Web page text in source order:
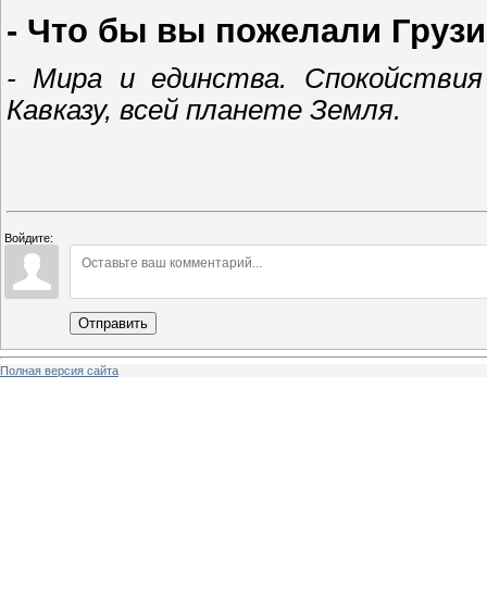
- Что бы вы пожелали
- Мира и единства.
Кавказу, всей планете Земля.
Войдите:
Отправить
Полная версия сайта